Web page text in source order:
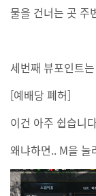
물을 건너는 곳 주
세번째 뷰포인트
[예배당 폐허]
이건 아주 쉽습니
왜냐하면.. M을 눌